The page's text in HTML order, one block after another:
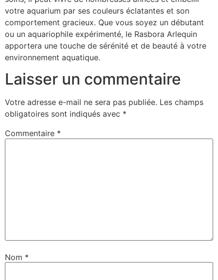
votre aquarium par ses couleurs éclatantes et son
comportement gracieux. Que vous soyez un débutant
ou un aquariophile expérimenté, le Rasbora Arlequin
apportera une touche de sérénité et de beauté à votre
environnement aquatique.
Laisser un commentaire
Votre adresse e-mail ne sera pas publiée. Les champs
obligatoires sont indiqués avec *
Commentaire *
Nom *